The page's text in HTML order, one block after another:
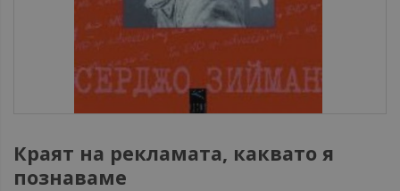
Краят на рекламата, каквато я
познаваме